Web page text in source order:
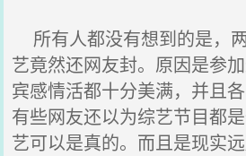
所有人都没有想到的是，
艺竟然还网友封。原因是参
宾感情活都十分美满，并且
有些网友还以为综艺节目都
艺可以是真的。而且是现实远